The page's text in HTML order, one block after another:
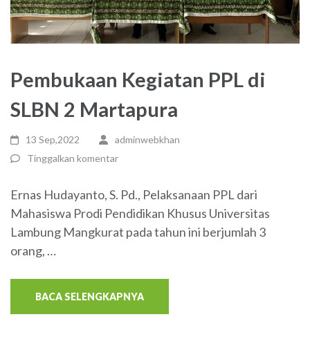
Pembukaan Kegiatan PPL di
SLBN 2 Martapura
13 Sep,2022
adminwebkhan
Tinggalkan komentar
Ernas Hudayanto, S. Pd., Pelaksanaan PPL dari
Mahasiswa Prodi Pendidikan Khusus Universitas
Lambung Mangkurat pada tahun ini berjumlah 3
orang, …
BACA SELENGKAPNYA